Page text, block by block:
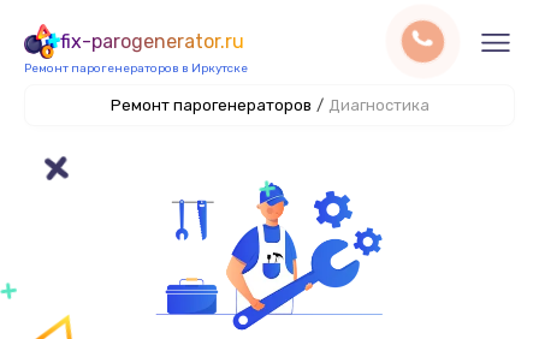
fix-parogenerator.ru
Ремонт парогенераторов в Иркутске
Ремонт парогенераторов / Диагностика